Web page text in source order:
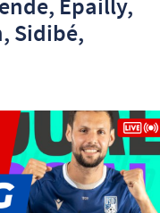
Epailly,
Sidibé,